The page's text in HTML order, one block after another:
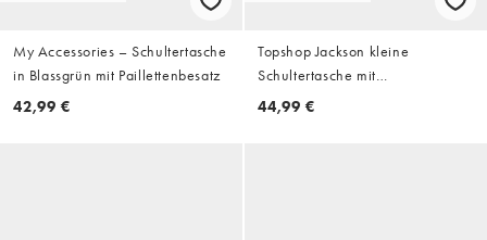
My Accessories – Schultertasche
in Blassgrün mit Paillettenbesatz
42,99 €
Topshop Jackson kleine
Schultertasche mit
Schmuckdetails in Schokobraun
44,99 €